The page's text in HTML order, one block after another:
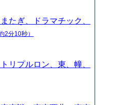
たぎ、ドラマチック、
2分10秒）
リプルロン、東、幢、